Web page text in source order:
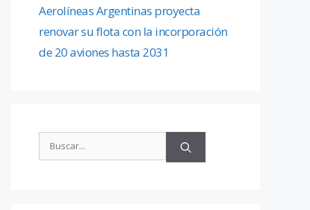
Aerolíneas Argentinas proyecta
renovar su flota con la incorporación
de 20 aviones hasta 2031